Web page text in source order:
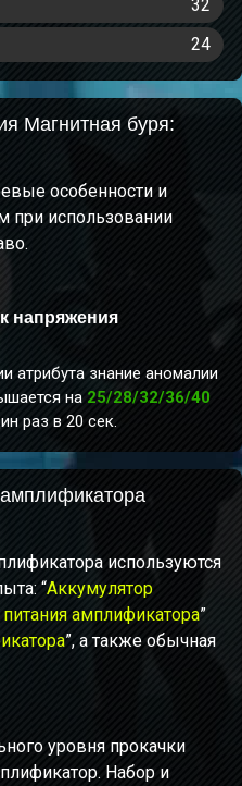
32
24
Магнитная буря:
особенности и
при использовании
напряжения
атрибута знание аномалии
на 25/28/32/36/40
раз в 20 сек.
используются
“Аккумулятор
амплификатора”
”, а также обычная
уровня прокачки
Набор и